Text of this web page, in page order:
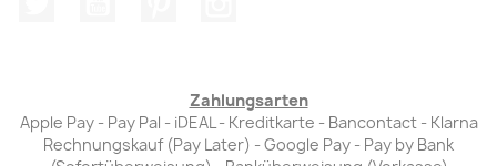
Zahlungsarten
Apple Pay - Pay Pal - iDEAL - Kreditkarte - Bancontact - Klarna
Rechnungskauf (Pay Later) - Google Pay - Pay by Bank